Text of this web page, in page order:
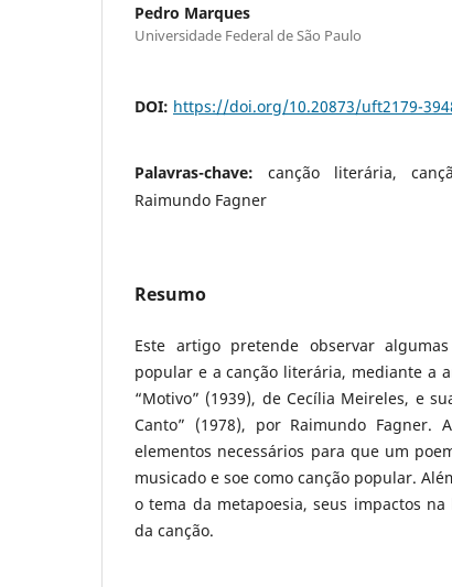
Pedro Marques
Universidade Federal de São Paulo
DOI: https://doi.org/10.20873/uft2179-
Palavras-chave: canção literária,
Raimundo Fagner
Resumo
Este artigo pretende observar
popular e a canção literária, mediante a
“Motivo” (1939), de Cecília Meireles, e
Canto” (1978), por Raimundo
elementos necessários para que um
musicado e soe como canção popular.
o tema da metapoesia, seus impactos
da canção.